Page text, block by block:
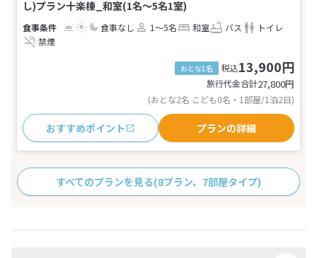
し)プラン十楽棟_和室(1名～5名1室)
食事なし 1～5名 和室 バス
トイレ
禁煙
おとな1名 税込13,900円
旅行代金合計27,800円
(おとな2名 こども0名・1部屋/1泊2日)
おすすめポイント プランの詳細
すべてのプランを見る(8プラン、7部屋タイプ)